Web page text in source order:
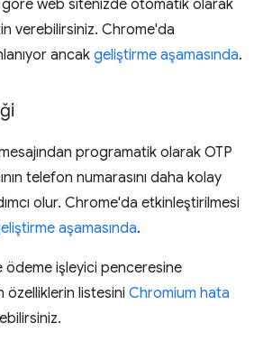
web sitenizde otomatik olarak
verebilirsiniz. Chrome'da
ancak geliştirme aşamasında.
programatik olarak OTP
telefon numarasını daha kolay
olur. Chrome'da etkinleştirilmesi
aşamasında.
ödeme işleyici penceresine
özelliklerin listesini Chromium hata